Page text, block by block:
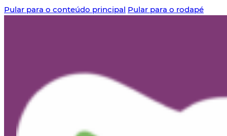
Pular para o conteúdo principal Pular para o rodapé